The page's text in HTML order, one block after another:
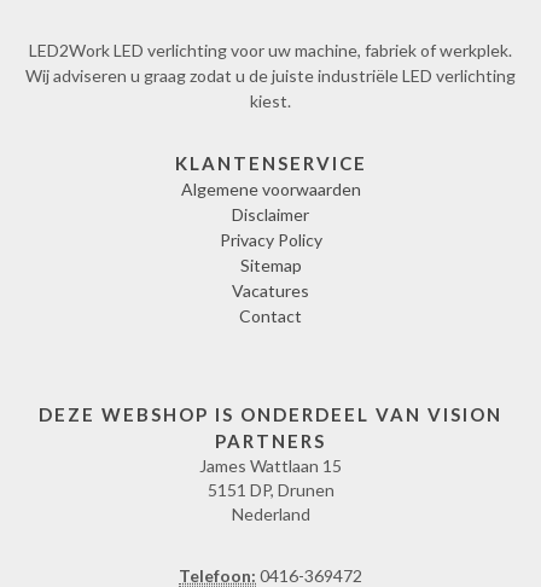
LED2Work LED verlichting voor uw machine, fabriek of werkplek.
Wij adviseren u graag zodat u de juiste industriële LED verlichting
kiest.
KLANTENSERVICE
Algemene voorwaarden
Disclaimer
Privacy Policy
Sitemap
Vacatures
Contact
DEZE WEBSHOP IS ONDERDEEL VAN VISION
PARTNERS
James Wattlaan 15
5151 DP, Drunen
Nederland
Telefoon: 0416-369472